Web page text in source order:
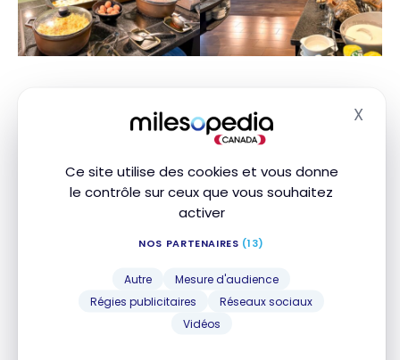
Ce site utilise des cookies et vous donne
le contrôle sur ceux que vous souhaitez
activer
NOS PARTENAIRES (13)
Autre
Mesure d'audience
Régies publicitaires
Réseaux sociaux
Vidéos
X
Salle d’entraînement
Une personne de l’hôtel peut profiter 24 heures sur
24 des installations de conditionnement physique
de yoga et un mini-balcon, si vous voulez vous
exercer à l’extérieur.